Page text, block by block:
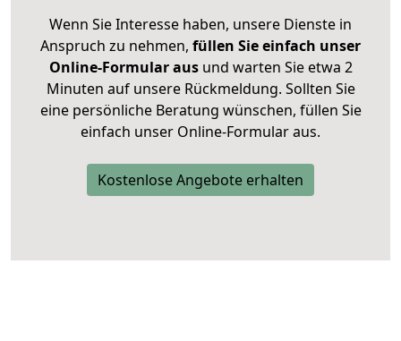
Wenn Sie Interesse haben, unsere Dienste in
Anspruch zu nehmen, füllen Sie einfach unser
Online-Formular ausund warten Sie etwa 2
Minuten auf unsere Rückmeldung. Sollten Sie
eine persönliche Beratung wünschen, füllen Sie
einfach unser Online-Formular aus.
Kostenlose Angebote erhalten